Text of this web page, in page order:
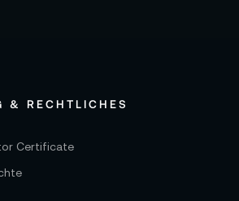
& RECHTLICHES
Certificate